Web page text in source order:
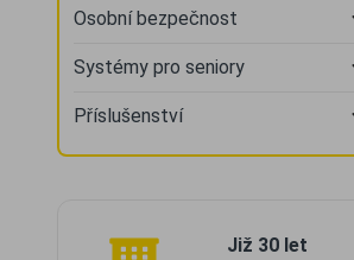
Osobní bezpečnost
Systémy pro seniory
Příslušenství
Již 30 let